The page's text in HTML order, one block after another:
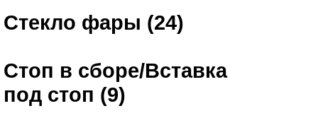
Стекло фары (24)
Стоп в сборе/Вставка
под стоп (9)